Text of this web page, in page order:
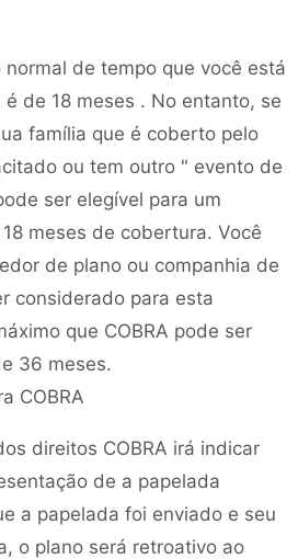
normal de tempo que você está
é de 18 meses . No entanto, se
família que é coberto pelo
ou tem outro " evento de
ser elegível para um
meses de cobertura. Você
de plano ou companhia de
considerado para esta
que COBRA pode ser
36 meses.
COBRA
direitos COBRA irá indicar
de a papelada
a papelada foi enviado e seu
o plano será retroativo ao